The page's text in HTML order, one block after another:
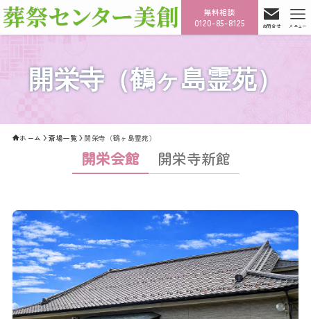
無料相談
0120-85-8125 お問合せ メニュー
開栄寺（鶴ヶ島霊苑）
ホーム 斎場一覧 開栄寺（鶴ヶ島霊苑）
開栄会館 開栄寺新館